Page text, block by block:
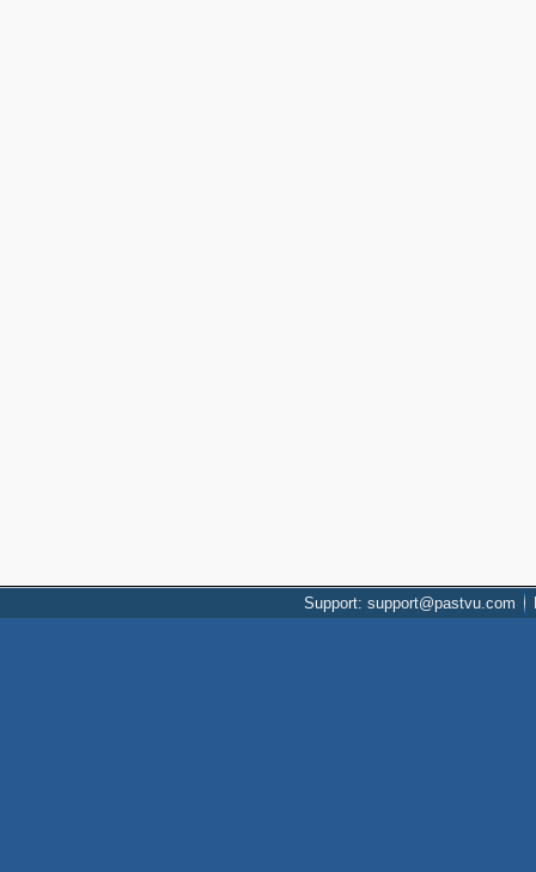
Support: support@pastvu.com